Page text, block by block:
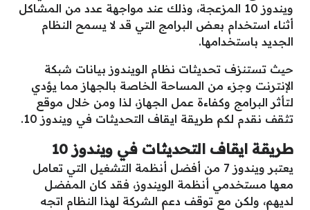
ويندوز 10 المزعجة، وذلك عند مواجهة عدد من المشاكل
أثناء استخدام بعض البرامج التي قد لا يسمح النظام
الجديد باستخدامها.
حيث تستنزف تحديثات نظام الويندوز بيانات شبكة
الإنترنت وجزء من المساحة الخاصة بالجهاز مما يؤدي
لتأثر البرامج وكفاءة عمل الجهاز، لذا ومن خلال موقع
تثقف نقدم لكم طريقة ايقاف التحديثات في ويندوز 10.
طريقة ايقاف التحديثات في ويندوز 10
يعتبر ويندوز 7 من أفضل أنظمة التشغيل التي تعامل
معها مستخدمي أنظمة الويندوز، فقد كان المفضل
لديهم، ولكن مع توقف دعم الشركة لهذا النظام اتجه